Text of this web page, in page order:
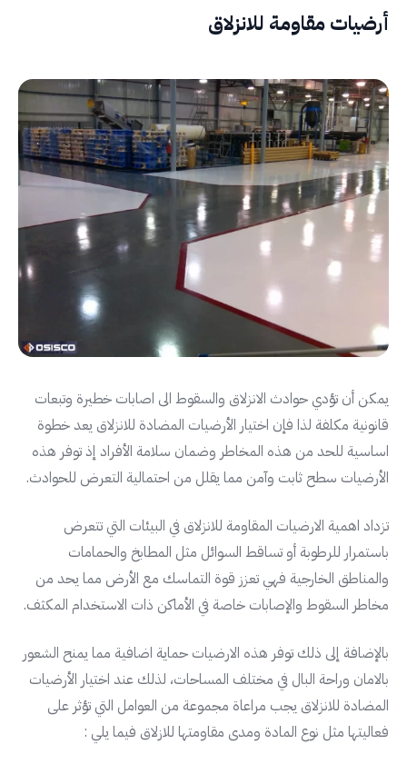
أرضيات مقاومة للانزلاق
يمكن أن تؤدي حوادث الانزلاق والسقوط الى اصابات خطيرة وتبعات
قانونية مكلفة لذا فإن اختيار الأرضيات المضادة للانزلاق يعد خطوة
اساسية للحد من هذه المخاطر وضمان سلامة الأفراد إذ توفر هذه
الأرضيات سطح ثابت وآمن مما يقلل من احتمالية التعرض للحوادث.
تزداد اهمية الارضيات المقاومة للانزلاق في البيئات التي تتعرض
باستمرار للرطوبة أو تساقط السوائل مثل المطابخ والحمامات
والمناطق الخارجية فهي تعزز قوة التماسك مع الأرض مما يحد من
مخاطر السقوط والإصابات خاصة في الأماكن ذات الاستخدام المكثف.
بالإضافة إلى ذلك توفر هذه الارضيات حماية اضافية مما يمنح الشعور
بالامان وراحة البال في مختلف المساحات، لذلك عند اختيار الأرضيات
المضادة للانزلاق يجب مراعاة مجموعة من العوامل التي تؤثر على
فعاليتها مثل نوع المادة ومدى مقاومتها للازلاق فيما يلي :